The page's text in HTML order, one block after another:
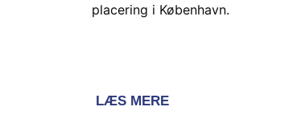
placering i København.